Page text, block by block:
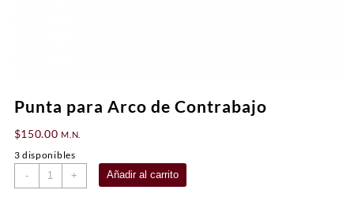
Punta para Arco de Contrabajo
$150.00 M.N.
3 disponibles
-
Punta
para
+ Añadir al carrito